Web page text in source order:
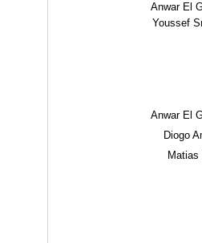
Anwar El
Youssef
Anwar El
Diogo
Matias